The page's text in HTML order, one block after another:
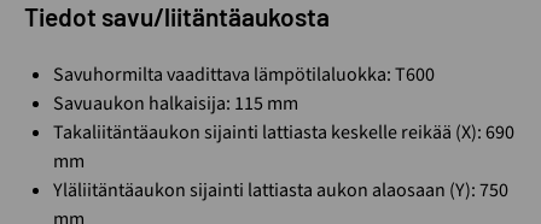
Tiedot savu/liitäntäaukosta
Savuhormilta vaadittava lämpötilaluokka: T600
Savuaukon halkaisija: 115 mm
Takaliitäntäaukon sijainti lattiasta keskelle reikää (X): 690
mm
Yläliitäntäaukon sijainti lattiasta aukon alaosaan (Y): 750